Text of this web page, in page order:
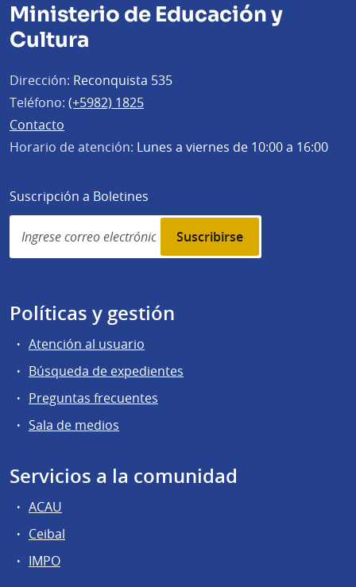
Ministerio de Educación y
Cultura
Dirección: Reconquista 535
Teléfono: (+5982) 1825
Contacto
Horario de atención: Lunes a viernes de 10:00 a 16:00
Suscripción a Boletines
Simplenews
subscription
Políticas y gestión
Atención al usuario
Búsqueda de expedientes
Preguntas frecuentes
Sala de medios
Servicios a la comunidad
ACAU
Ceibal
IMPO